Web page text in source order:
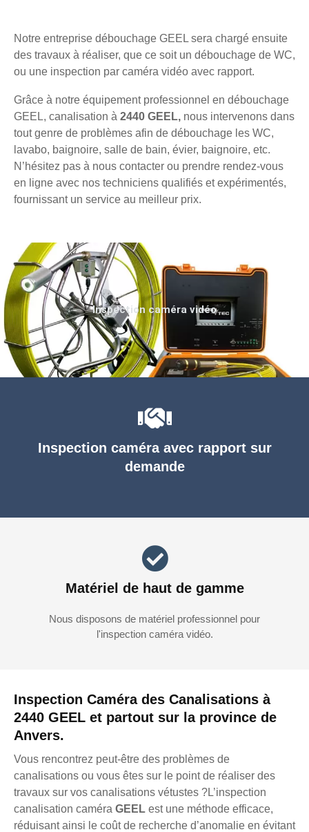
Notre entreprise débouchage GEEL sera chargé ensuite
des travaux à réaliser, que ce soit un débouchage de WC,
ou une inspection par caméra vidéo avec rapport.
Grâce à notre équipement professionnel en débouchage
GEEL, canalisation à 2440 GEEL, nous intervenons dans
tout genre de problèmes afin de débouchage les WC,
lavabo, baignoire, salle de bain, évier, baignoire, etc.
N’hésitez pas à nous contacter ou prendre rendez-vous
en ligne avec nos techniciens qualifiés et expérimentés,
fournissant un service au meilleur prix.
Inspection Caméra des Canalisations à
2440 GEEL et partout sur la province de
Anvers.
Vous rencontrez peut-être des problèmes de
canalisations ou vous êtes sur le point de réaliser des
travaux sur vos canalisations vétustes ?L’inspection
canalisation caméra GEEL est une méthode efficace,
réduisant ainsi le coût de recherche d’anomalie en évitant
Inspection caméra avec rapport sur
demande
Matériel de haut de gamme
Nous disposons de matériel professionnel pour
l'inspection caméra vidéo.
Inspection caméra vidéo